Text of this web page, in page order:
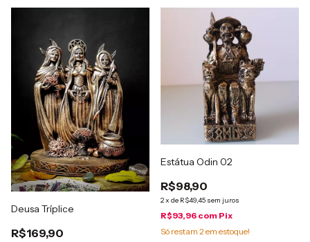
Deusa Tríplice
R$169,90
Estátua Odin 02
R$98,90
2x de R$49,45 sem juros
R$93,96 com Pix
Só restam 2em estoque!